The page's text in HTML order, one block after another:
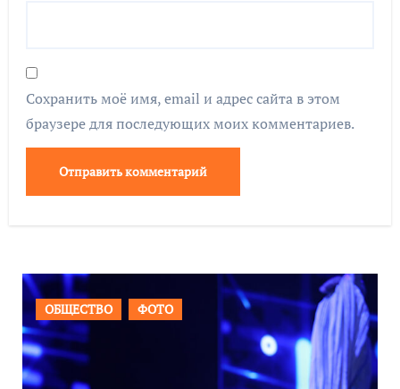
Сохранить моё имя, email и адрес сайта в этом
браузере для последующих моих комментариев.
ВАЖНОЕ ОБЩЕСТВО ФОТО